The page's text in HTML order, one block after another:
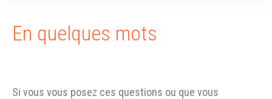
En quelques mots
Si vous vous posez ces questions ou que vous